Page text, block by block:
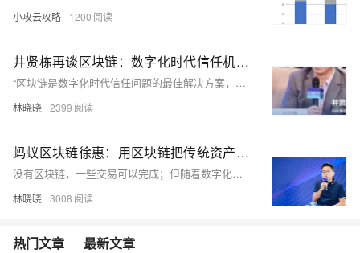
小攻云攻略 1200
井贤栋再谈区块链：数字化时代信任机制的最佳解决方案
“区块链是数字化时代信任问题的最佳解决方案，区块链是重构生产关系的技术，其他技术则是改进生产力。”
林晓晓 2399
蚂蚁区块链徐惠：用区块链把传统资产做轻
没有区块链，一些交易可以完成；但随着数字化演进，服务、应用、市场将更快速，更创新模式、更高效率、更低成本是企业在数字经济时代的制胜砝码。
林晓晓 3008
热门文章 最新文章